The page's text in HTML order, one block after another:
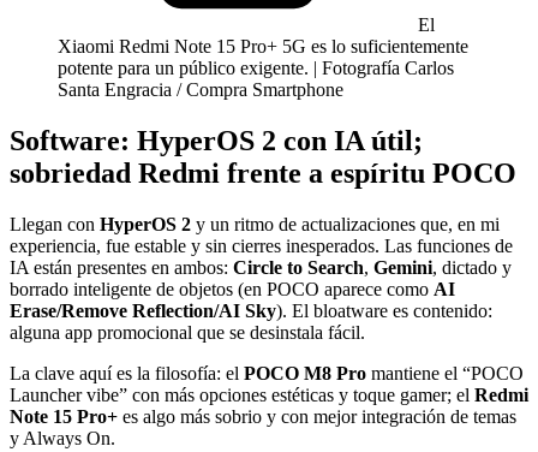
El
Xiaomi Redmi Note 15 Pro+ 5G es lo suficientemente
potente para un público exigente. | Fotografía Carlos
Santa Engracia / Compra Smartphone
Software: HyperOS 2 con IA útil;
sobriedad Redmi frente a espíritu POCO
Llegan con HyperOS 2 y un ritmo de actualizaciones que, en mi
experiencia, fue estable y sin cierres inesperados. Las funciones de
IA están presentes en ambos: Circle to Search, Gemini, dictado y
borrado inteligente de objetos (en POCO aparece como AI
Erase/Remove Reflection/AI Sky). El bloatware es contenido:
alguna app promocional que se desinstala fácil.
La clave aquí es la filosofía: el POCO M8 Pro mantiene el “POCO
Launcher vibe” con más opciones estéticas y toque gamer; el Redmi
Note 15 Pro+ es algo más sobrio y con mejor integración de temas
y Always On.